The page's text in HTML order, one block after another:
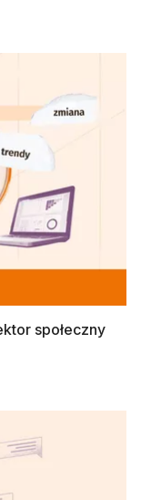
społeczny